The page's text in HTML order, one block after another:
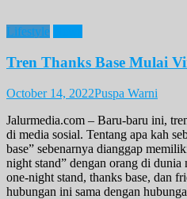
Lifestyle
Tren Thanks Base Mulai
October 14, 2022Puspa Warni
Jalurmedia.com – Baru-baru ini,
di media sosial. Tentang apa kah
base” sebenarnya dianggap
night stand” dengan orang di dunia
one-night stand, thanks base, dan
hubungan ini sama dengan